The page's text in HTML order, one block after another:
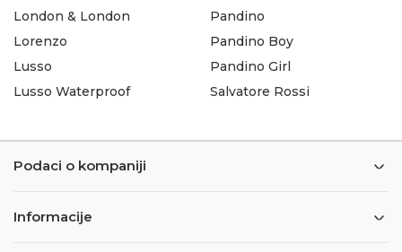
London & London
Lorenzo
Lusso
Lusso Waterproof
Pandino
Pandino Boy
Pandino Girl
Salvatore Rossi
Podaci o kompaniji
Informacije